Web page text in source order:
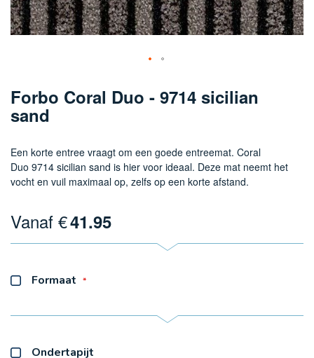
naar
het
begin
de
afbeeldingen-
gallerij
Forbo Coral Duo - 9714 sicilian
sand
Een korte entree vraagt om een goede entreemat. Coral
Duo 9714 sicilian sand is hier voor ideaal. Deze mat neemt het
vocht en vuil maximaal op, zelfs op een korte afstand.
Vanaf €41.95
Formaat
Ondertapijt